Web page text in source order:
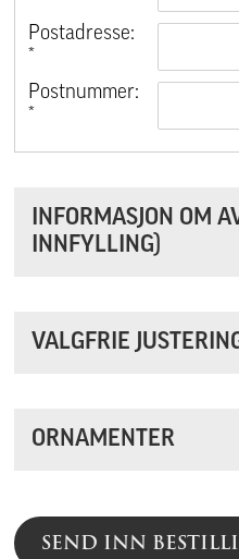
Postadresse:
Postnummer:
INFORMASJON OM
INNFYLLING)
VALGFRIE
ORNAMENTER
SEND INN